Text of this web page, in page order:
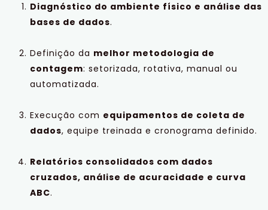
Diagnóstico do ambiente físico e análise das
bases de dados.
Definição da melhor metodologia de
contagem: setorizada, rotativa, manual ou
automatizada.
Execução com equipamentos de coleta de
dados, equipe treinada e cronograma definido.
Relatórios consolidados com dados
cruzados, análise de acuracidade e curva
ABC.